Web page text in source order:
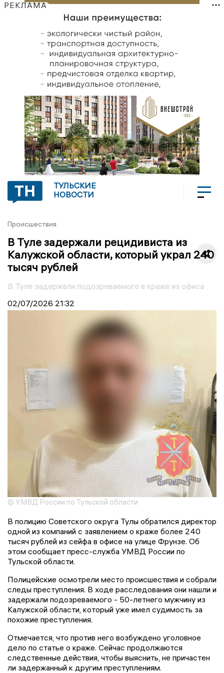
РЕКЛАМА
ТУЛЬСКИЕ
НОВОСТИ
Происшествия
В Туле задержали рецидивиста из
Калужской области, который украл 240
тысяч рублей
В Туле задержали подозреваемого в краже из офиса
02/07/2026 21:32
© УМВД России по Тульской области
В полицию Советского округа Тулы обратился директор
одной из компаний с заявлением о краже более 240
тысяч рублей из сейфа в офисе на улице Фрунзе. Об
этом сообщает пресс-служба УМВД России по
Тульской области.
Полицейские осмотрели место происшествия и собрали
следы преступления. В ходе расследования они нашли и
задержали подозреваемого - 50-летнего мужчину из
Калужской области, который уже имел судимость за
похожие преступления.
Отмечается, что против него возбуждено уголовное
дело по статье о краже. Сейчас продолжаются
следственные действия, чтобы выяснить, не причастен
ли задержанный к другим преступлениям.